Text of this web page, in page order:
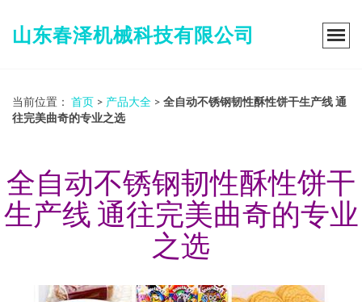
山东春泽机械科技有限公司
当前位置： 首页 > 产品大全 > 全自动不锈钢韧性酥性饼干生产线 通
往完美曲奇的专业之选
全自动不锈钢韧性酥性饼干
生产线 通往完美曲奇的专业
之选